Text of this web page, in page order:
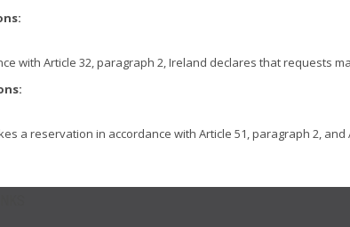
with Article 32, paragraph 2, Ireland declares that requests
a reservation in accordance with Article 51, paragraph 2,